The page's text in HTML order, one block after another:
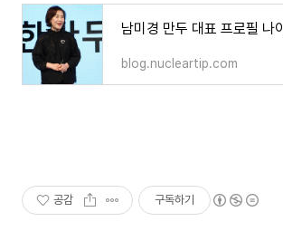
남미경 만두 대표 프로필 나이
blog.nucleartip.com
공감 구독하기